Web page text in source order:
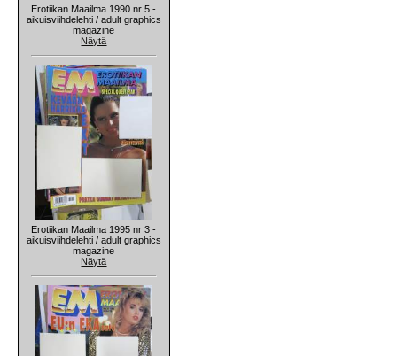
Erotiikan Maailma 1990 nr 5 -
aikuisviihdelehti / adult graphics
magazine
Näytä
Erotiikan Maailma 1995 nr 3 -
aikuisviihdelehti / adult graphics
magazine
Näytä